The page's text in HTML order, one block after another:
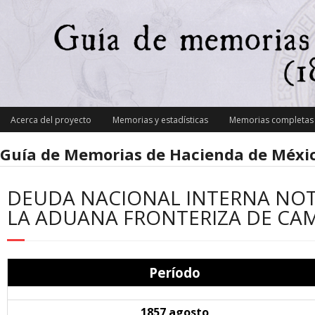
Acerca del proyecto Memorias y estadísticas Memorias
Guía de Memorias de Hacienda de
DEUDA NACIONAL INTERNA
LA ADUANA FRONTERIZA DE
Período